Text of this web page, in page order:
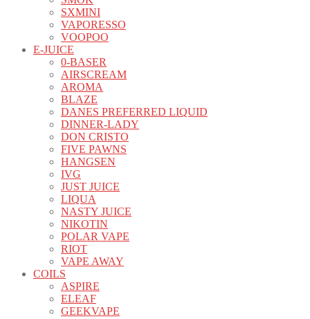
SXMINI
VAPORESSO
VOOPOO
E-JUICE
0-BASER
AIRSCREAM
AROMA
BLAZE
DANES PREFERRED LIQUID
DINNER-LADY
DON CRISTO
FIVE PAWNS
HANGSEN
IVG
JUST JUICE
LIQUA
NASTY JUICE
NIKOTIN
POLAR VAPE
RIOT
VAPE AWAY
COILS
ASPIRE
ELEAF
GEEKVAPE